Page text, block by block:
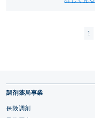
1
調剤薬局事業
保険調剤